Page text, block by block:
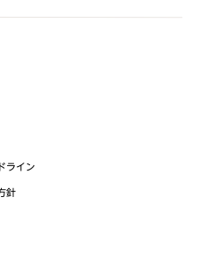
ライン
針